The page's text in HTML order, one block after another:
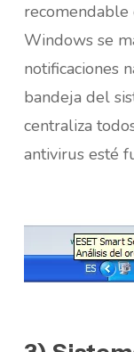
recomendable
Windows se
notificaciones
bandeja del
centraliza
antivirus esté